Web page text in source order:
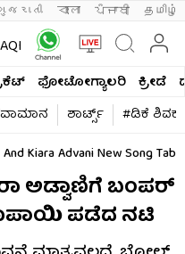
বাংলা ਪੰਜਾਬੀ தமிழ்
AQI
ಫೋಟೋಗ್ಯಾಲರಿ ಕ್ರೀಡೆ
ಶಾರ್ಟ್ಸ್​
#ಡಿಕೆ
And Kiara Advani New Song
ಅಡ್ವಾಣಿಗೆ ಬಂಪರ್
ಪಡೆದ ನಟಿ